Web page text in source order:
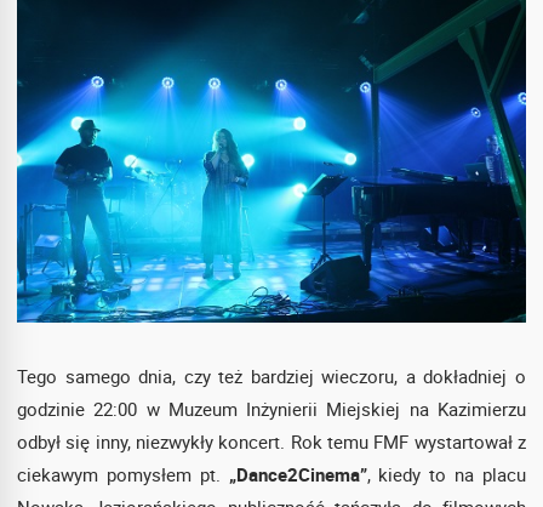
Tego samego dnia, czy też bardziej wieczoru, a dokładniej o
godzinie 22:00 w Muzeum Inżynierii Miejskiej na Kazimierzu
odbył się inny, niezwykły koncert. Rok temu FMF wystartował z
ciekawym pomysłem pt. „Dance2Cinema”, kiedy to na placu